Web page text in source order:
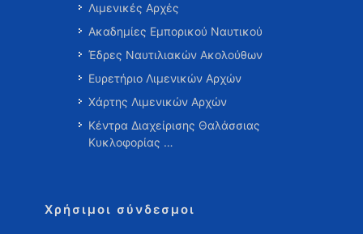
Λιμενικές Αρχές
Ακαδημίες Εμπορικού Ναυτικού
Έδρες Ναυτιλιακών Ακολούθων
Ευρετήριο Λιμενικών Αρχών
Χάρτης Λιμενικών Αρχών
Κέντρα Διαχείρισης Θαλάσσιας
Κυκλοφορίας …
Χρήσιμοι σύνδεσμοι